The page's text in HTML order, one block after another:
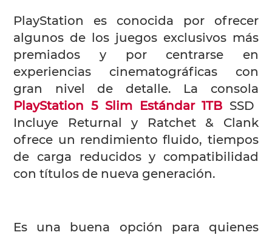
PlayStation es conocida por ofrecer
algunos de los juegos exclusivos más
premiados y por centrarse en
experiencias cinematográficas con
gran nivel de detalle. La
consola
PlayStation 5 Slim Estándar 1TB SSD
Incluye Returnal y Ratchet & Clank
ofrece un rendimiento fluido, tiempos
de carga reducidos y compatibilidad
con títulos de nueva generación.
Es una buena opción para quienes